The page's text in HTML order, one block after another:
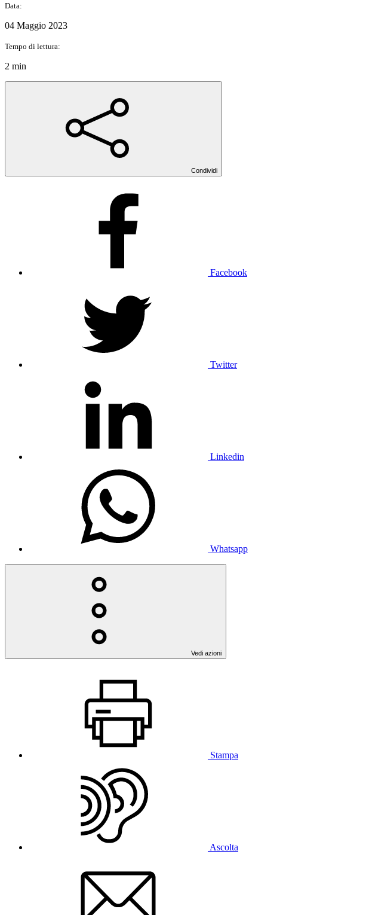
Data:
04 Maggio 2023
Tempo di lettura:
2 min
Condividi
Facebook
Twitter
Linkedin
Whatsapp
Vedi azioni
Stampa
Ascolta